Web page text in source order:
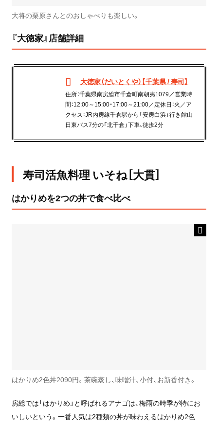
大将の栗原さんとのおしゃべりも楽しい。
『大徳家』店舗詳細
大徳家（だいとくや）【千葉県 / 寿司】
住所：千葉県南房総市千倉町南朝夷1079／営業時
間：12:00～15:00・17:00～21:00／定休日：火／ア
クセス：JR内房線千倉駅から「安房白浜」行き館山
日東バス7分の「北千倉」下車、徒歩2分
寿司活魚料理 いそね［大貫］
はかりめを2つの丼で食べ比べ
はかりめ2色丼2090円。茶碗蒸し、味噌汁、小付、お新香付き。
房総では「はかりめ」と呼ばれるアナゴは、梅雨の時季が特にお
いしいという。一番人気は2種類の丼が味わえるはかりめ2色